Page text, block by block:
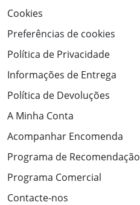
Cookies
Preferências de cookies
Política de Privacidade
Informações de Entrega
Política de Devoluções
A Minha Conta
Acompanhar Encomenda
Programa de Recomendação
Programa Comercial
Contacte-nos